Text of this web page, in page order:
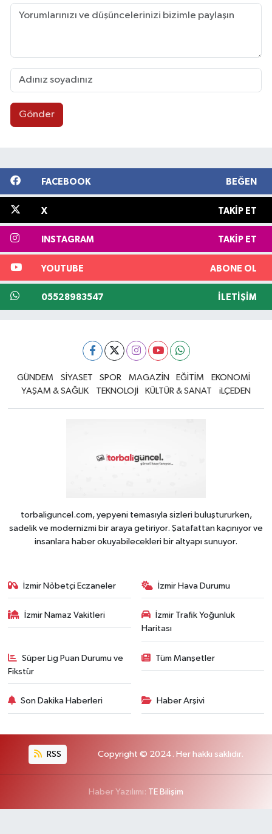
Gönder
FACEBOOK BEĞEN
X TAKIP ET
INSTAGRAM TAKIP ET
YOUTUBE ABONE OL
05528983547 İLETIŞIM
GÜNDEM SİYASET SPOR MAGAZİN EĞİTİM
EKONOMİ
YAŞAM & SAĞLIK
TEKNOLOJİ KÜLTÜR & SANAT iLÇEDEN
torbaliguncel.com, yepyeni temasıyla sizleri buluştururken,
sadelik ve modernizmi bir araya getiriyor. Şatafattan kaçınıyor ve
insanlara haber okuyabilecekleri bir altyapı sunuyor.
İzmir Nöbetçi Eczaneler İzmir Hava Durumu
İzmir Namaz Vakitleri
İzmir Trafik Yoğunluk
Haritası
Süper Lig Puan Durumu ve
Fikstür
Tüm Manşetler
Son Dakika Haberleri Haber Arşivi
RSS Copyright © 2024. Her hakkı saklıdır.
Haber Yazılımı: TE Bilişim